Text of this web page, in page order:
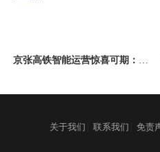
京张高铁智能运营惊喜可期：媒
关于我们 联系我们 免责